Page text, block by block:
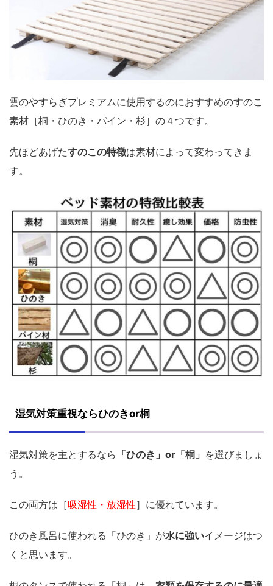
雲のやすらぎプレミアムに使用するのにおすすめのすのこ
素材［桐・ひのき・パイン・杉］の４つです。
先ほどあげたすのこの特徴は素材によって変わってきま
す。
湿気対策重視ならひのきor桐
湿気対策を主とするなら 「ひのき」or「桐」 を選びましょ
う。
この両方は［吸湿性・放湿性］に優れています。
ひのき風呂に使われる「ひのき」が水に強いイメージはつ
くと思います。